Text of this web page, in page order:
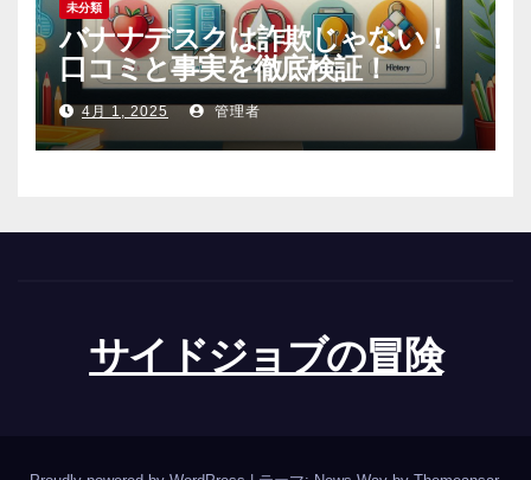
未分類
バナナデスクは詐欺じゃない！
口コミと事実を徹底検証！
4月 1, 2025 管理者
サイドジョブの冒険